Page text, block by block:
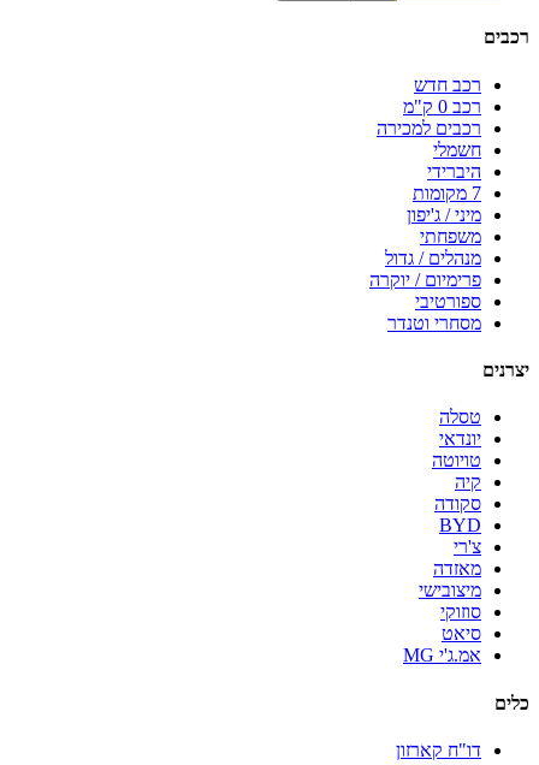
רכבים
רכב חדש
רכב 0 ק"מ
רכבים למכירה
חשמלי
היברידי
7 מקומות
מיני / ג'יפון
משפחתי
מנהלים / גדול
פרימיום / יוקרה
ספורטיבי
מסחרי וטנדר
יצרנים
טסלה
יונדאי
טויוטה
קיה
סקודה
BYD
צ'רי
מאזדה
מיצובישי
סוזוקי
סיאט
אמ.ג'י MG
כלים
דו"ח קארזון